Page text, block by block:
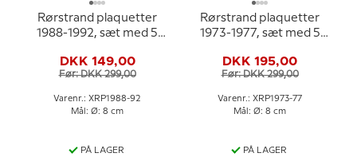
Rørstrand plaquetter
1988-1992, sæt med 5
DKK 149,00
Før: DKK 299,00
Varenr.: XRP1988-92
Mål: Ø: 8 cm
PÅ LAGER
Rørstrand plaquetter
1973-1977, sæt med 5
DKK 195,00
Før: DKK 299,00
Varenr.: XRP1973-77
Mål: Ø: 8 cm
PÅ LAGER